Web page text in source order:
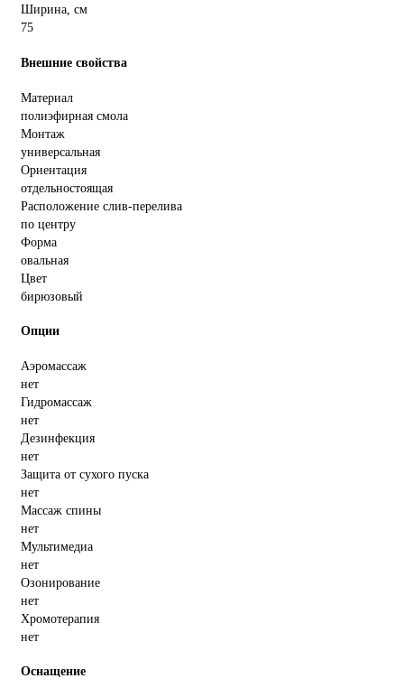
Ширина, см
75
Внешние свойства
Материал
полиэфирная смола
Монтаж
универсальная
Ориентация
отдельностоящая
Расположение слив-перелива
по центру
Форма
овальная
Цвет
бирюзовый
Опции
Аэромассаж
нет
Гидромассаж
нет
Дезинфекция
нет
Защита от сухого пуска
нет
Массаж спины
нет
Мультимедиа
нет
Озонирование
нет
Хромотерапия
нет
Оснащение